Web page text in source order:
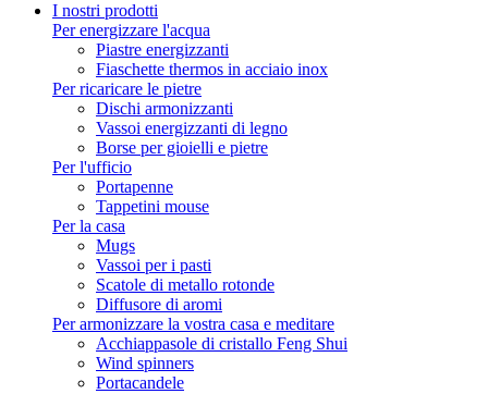
I nostri prodotti
Per energizzare l'acqua
Piastre energizzanti
Fiaschette thermos in acciaio inox
Per ricaricare le pietre
Dischi armonizzanti
Vassoi energizzanti di legno
Borse per gioielli e pietre
Per l'ufficio
Portapenne
Tappetini mouse
Per la casa
Mugs
Vassoi per i pasti
Scatole di metallo rotonde
Diffusore di aromi
Per armonizzare la vostra casa e meditare
Acchiappasole di cristallo Feng Shui
Wind spinners
Portacandele